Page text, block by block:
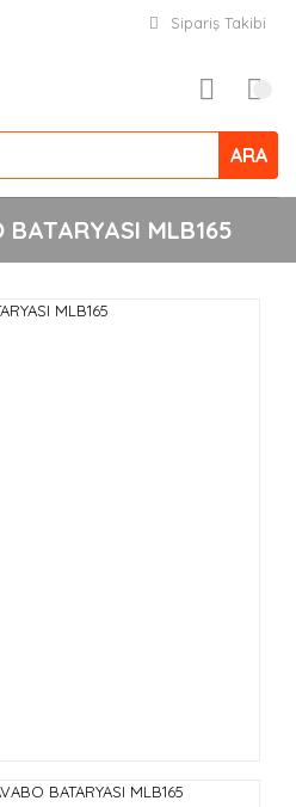
Sipariş Takibi
ARA
BATARYASI MLB165